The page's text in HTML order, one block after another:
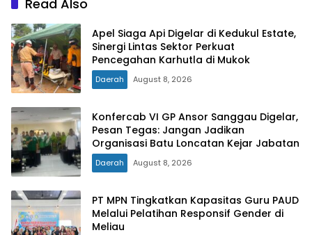
Read Also
Apel Siaga Api Digelar di Kedukul Estate,
Sinergi Lintas Sektor Perkuat
Pencegahan Karhutla di Mukok
Daerah August 8, 2026
Konfercab VI GP Ansor Sanggau Digelar,
Pesan Tegas: Jangan Jadikan
Organisasi Batu Loncatan Kejar Jabatan
Daerah August 8, 2026
PT MPN Tingkatkan Kapasitas Guru PAUD
Melalui Pelatihan Responsif Gender di
Meliau